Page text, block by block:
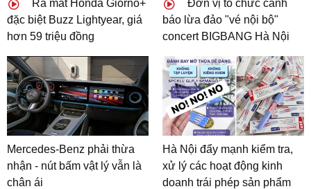
Ra mắt Honda Giorno+
đặc biệt Buzz Lightyear, giá
hơn 59 triệu đồng
Đơn vị tổ chức cảnh
báo lừa đảo "vé nội bộ"
concert BIGBANG Hà Nội
Mercedes-Benz phải thừa
nhận - nút bấm vật lý vẫn là
chân ái
Hà Nội đẩy mạnh kiểm tra,
xử lý các hoạt động kinh
doanh trái phép sản phẩm